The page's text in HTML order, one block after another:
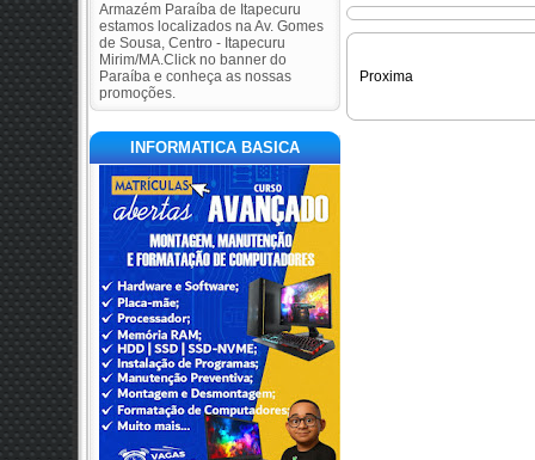
Armazém Paraíba de Itapecuru
estamos localizados na Av. Gomes
de Sousa, Centro - Itapecuru
Mirim/MA.Click no banner do
Paraíba e conheça as nossas
promoções.
INFORMATICA BASICA
Proxima